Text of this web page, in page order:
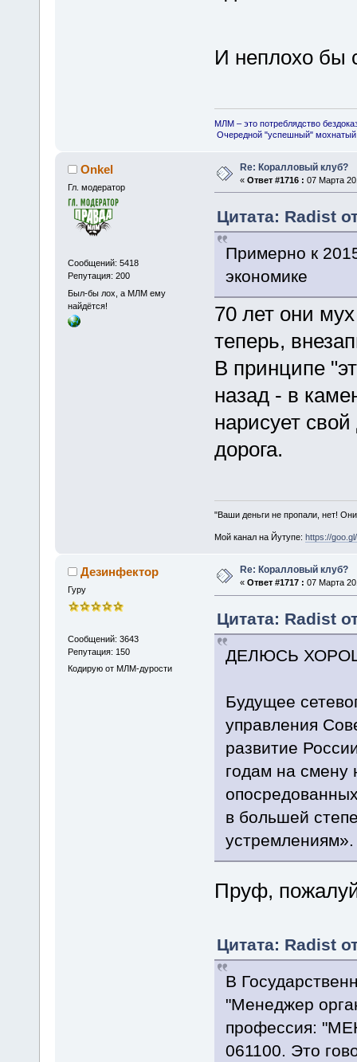
И неплохо бы
МЛМ – это потреблядство
Очередной "успешный"
Onkel
Гл. модератор
Сообщений: 5418
Репутация: 200
Был-бы лох, а МЛМ ему
найдётся!
Re: Коралловый клуб?
« Ответ #1716 : 07 Марта
Цитата: Radist
Примерно к
экономике
70 лет они
теперь,
В принципе
назад - в
нарисует
дорога.
"Ваши деньги не пропали, нет!
Мой канал на Йутупе: https://
Дезинфектор
Гуру
Сообщений: 3643
Репутация: 150
Кодирую от МЛМ-дурости
Re: Коралловый клуб?
« Ответ #1717 : 07 Марта
Цитата: Radist
ДЕЛЮСЬ
Будущее
управления
развитие
годам на смену
в большей
устремлениям».
Пруф,
Цитата: Radist
В
"Менеджер
профессия:
061100. Это